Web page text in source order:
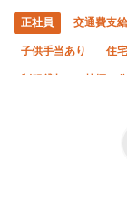
正社員 交通費支給
子供手当あり 住
制服貸与 禁煙・
完全週